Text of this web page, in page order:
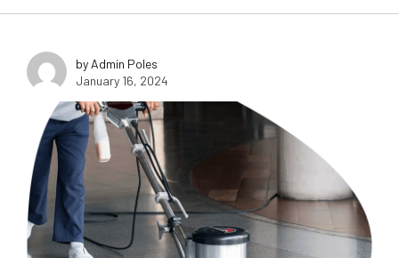
by Admin Poles
January 16, 2024